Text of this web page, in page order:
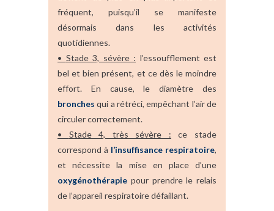
fréquent, puisqu’il se manifeste
désormais dans les activités
quotidiennes.
• Stade 3, sévère : l’essoufflement est
bel et bien présent, et ce dès le moindre
effort. En cause, le diamètre des
bronches qui a rétréci, empêchant l’air de
circuler correctement.
• Stade 4, très sévère : ce stade
correspond à l’insuffisance respiratoire,
et nécessite la mise en place d’une
oxygénothérapie pour prendre le relais
de l’appareil respiratoire défaillant.